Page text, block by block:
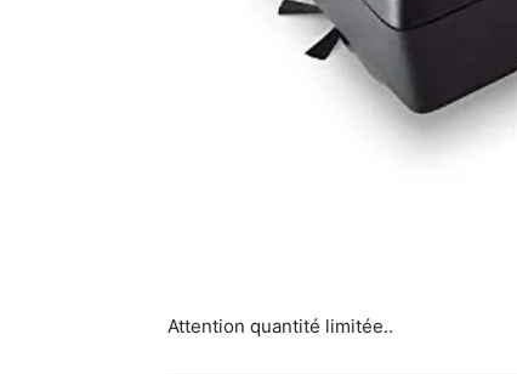
Attention quantité limitée..